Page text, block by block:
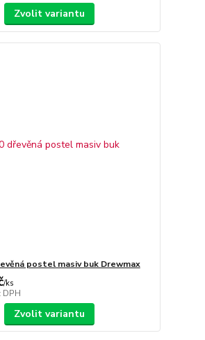
Zvolit variantu
postel masiv buk Drewmax
/ks
DPH
Zvolit variantu